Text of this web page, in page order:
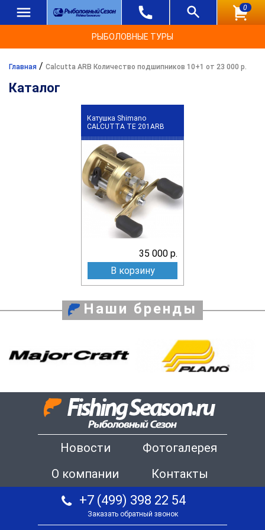
0
РЫБОЛОВНЫЕ ТУРЫ
Главная / Calcutta ARB Количество подшипников 10+1 от 23 000 р.
Каталог
Катушка Shimano
CALCUTTA TE 201ARB
35 000 р.
В корзину
Наши бренды
Новости
Фотогалерея
О компании
Контакты
+7 (499) 398 22 54
Заказать обратный звонок